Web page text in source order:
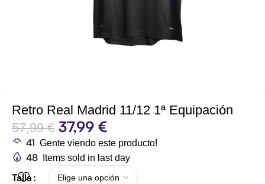
Retro Real Madrid 11/12 1ª Equipación
57,99€ 37,99 €
41 Gente viendo este producto!
48 Items sold in last day
Talla